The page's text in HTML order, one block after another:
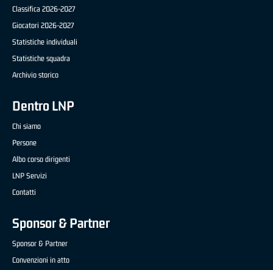
Classifica 2026-2027
Giocatori 2026-2027
Statistiche individuali
Statistiche squadra
Archivio storico
Dentro LNP
Chi siamo
Persone
Albo corso dirigenti
LNP Servizi
Contatti
Sponsor & Partner
Sponsor & Partner
Convenzioni in atto